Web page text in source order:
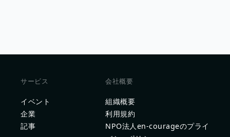
サービス
イベント
企業
記事
会社概要
組織概要
利用規約
NPO法人en-courageのプライ